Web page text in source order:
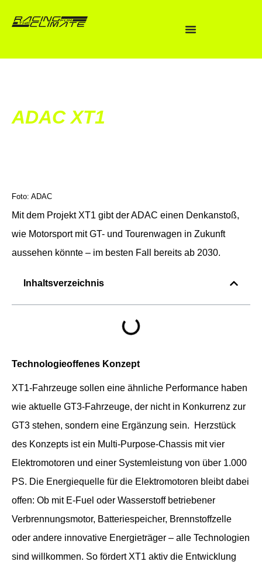
ADAC XT1
Foto: ADAC
Mit dem Projekt XT1 gibt der ADAC einen Denkanstoß,
wie Motorsport mit GT- und Tourenwagen in Zukunft
aussehen könnte – im besten Fall bereits ab 2030.
Inhaltsverzeichnis
Technologieoffenes Konzept
XT1-Fahrzeuge sollen eine ähnliche Performance haben
wie aktuelle GT3-Fahrzeuge, der nicht in Konkurrenz zur
GT3 stehen, sondern eine Ergänzung sein. Herzstück
des Konzepts ist ein Multi-Purpose-Chassis mit vier
Elektromotoren und einer Systemleistung von über 1.000
PS. Die Energiequelle für die Elektromotoren bleibt dabei
offen: Ob mit E-Fuel oder Wasserstoff betriebener
Verbrennungsmotor, Batteriespeicher, Brennstoffzelle
oder andere innovative Energieträger – alle Technologien
sind willkommen. So fördert XT1 aktiv die Entwicklung